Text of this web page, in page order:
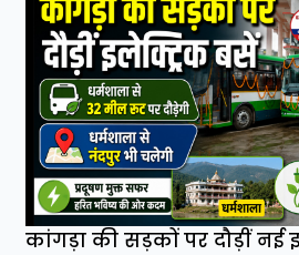
कांगड़ा की सड़कों पर दौड़ीं नई